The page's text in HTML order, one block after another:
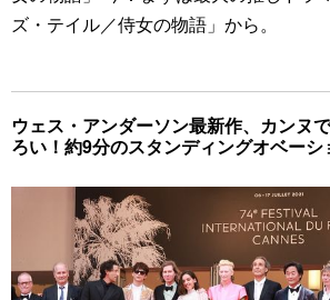
ズ・テイル／侍女の物語」から。
ウェス・アンダーソン最新作、カンヌ
ろい！約9分のスタンディングオベーシ